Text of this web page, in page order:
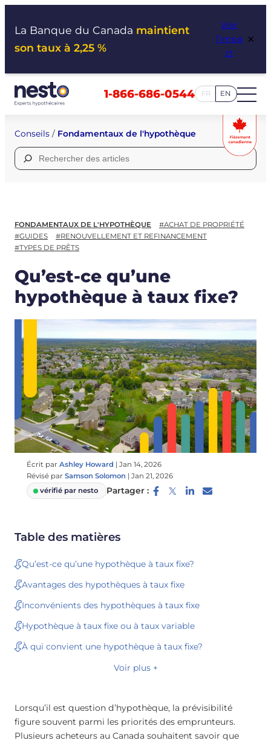
La Banque du Canada maintient
son taux à 2,25 %
Voir
l’impa
ct
×
1-866-686-0544 FR EN
Conseils / Fondamentaux de l'hypothèque
Rechercher :
FONDAMENTAUX DE L'HYPOTHÈQUE
#ACHAT DE PROPRIÉTÉ
#GUIDES
#RENOUVELLEMENT ET REFINANCEMENT
#TYPES DE PRÊTS
Qu’est-ce qu’une
hypothèque à taux fixe?
Écrit par Ashley Howard | Jan 14, 2026
Révisé par Samson Solomon | Jan 21, 2026
vérifié par nesto
Partager :
Table des matières
Qu’est-ce qu’une hypothèque à taux fixe?
Avantages des hypothèques à taux fixe
Inconvénients des hypothèques à taux fixe
Hypothèque à taux fixe ou à taux variable
À qui convient une hypothèque à taux fixe?
Voir plus +
Lorsqu’il est question d’hypothèque, la prévisibilité
figure souvent parmi les priorités des emprunteurs.
Plusieurs acheteurs au Canada souhaitent savoir que